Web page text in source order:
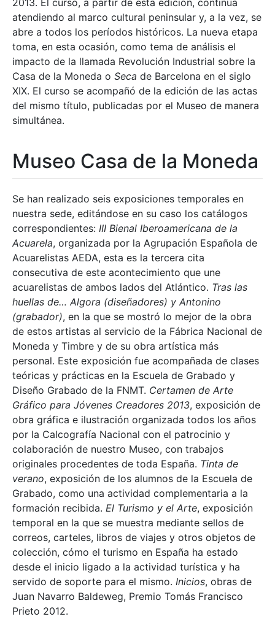
2013. El curso, a partir de esta edición, continúa
atendiendo al marco cultural peninsular y, a la vez, se
abre a todos los períodos históricos. La nueva etapa
toma, en esta ocasión, como tema de análisis el
impacto de la llamada Revolución Industrial sobre la
Casa de la Moneda o Seca de Barcelona en el siglo
XIX. El curso se acompañó de la edición de las actas
del mismo título, publicadas por el Museo de manera
simultánea.
Museo Casa de la Moneda
Se han realizado seis exposiciones temporales en
nuestra sede, editándose en su caso los catálogos
correspondientes: III Bienal Iberoamericana de la
Acuarela, organizada por la Agrupación Española de
Acuarelistas AEDA, esta es la tercera cita
consecutiva de este acontecimiento que une
acuarelistas de ambos lados del Atlántico. Tras las
huellas de… Algora (diseñadores) y Antonino
(grabador), en la que se mostró lo mejor de la obra
de estos artistas al servicio de la Fábrica Nacional de
Moneda y Timbre y de su obra artística más
personal. Este exposición fue acompañada de clases
teóricas y prácticas en la Escuela de Grabado y
Diseño Grabado de la FNMT. Certamen de Arte
Gráfico para Jóvenes Creadores 2013, exposición de
obra gráfica e ilustración organizada todos los años
por la Calcografía Nacional con el patrocinio y
colaboración de nuestro Museo, con trabajos
originales procedentes de toda España. Tinta de
verano, exposición de los alumnos de la Escuela de
Grabado, como una actividad complementaria a la
formación recibida. El Turismo y el Arte, exposición
temporal en la que se muestra mediante sellos de
correos, carteles, libros de viajes y otros objetos de
colección, cómo el turismo en España ha estado
desde el inicio ligado a la actividad turística y ha
servido de soporte para el mismo. Inicios, obras de
Juan Navarro Baldeweg, Premio Tomás Francisco
Prieto 2012.